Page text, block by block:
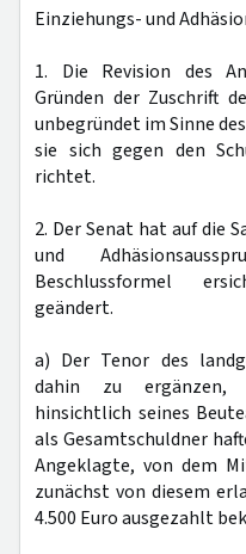
Einziehungs- und
1. Die Revision des
Gründen der Zuschrift
unbegründet im Sinne
sie sich gegen den
richtet.
2. Der Senat hat auf die
und
Beschlussformel
geändert.
a) Der Tenor des
dahin zu ergänzen,
hinsichtlich seines
als Gesamtschuldner
Angeklagte, von dem
zunächst von diesem
4.500 Euro ausgezahlt